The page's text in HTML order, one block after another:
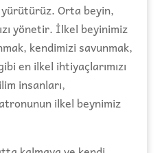
Orta beyin,
yönetir. İlkel beyinimiz
kendimizi savunmak,
en ilkel ihtiyaçlarımızı
insanları,
ilkel beynimiz